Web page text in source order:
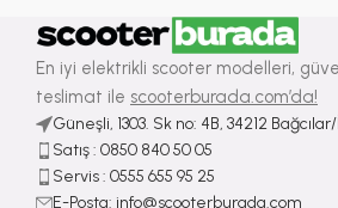
En iyi elektrikli scooter modelleri,
teslimat ile scooterburada.com’da!
Güneşli, 1303. Sk no: 4B, 34212
Satış : ⁠0850 840 50 05
Servis : 0555 655 95 25
E-Posta: info@scooterburada.com